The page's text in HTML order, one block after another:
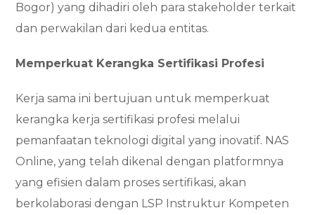
Bogor) yang dihadiri oleh para stakeholder terkait
dan perwakilan dari kedua entitas.
Memperkuat Kerangka Sertifikasi Profesi
Kerja sama ini bertujuan untuk memperkuat
kerangka kerja sertifikasi profesi melalui
pemanfaatan teknologi digital yang inovatif. NAS
Online, yang telah dikenal dengan platformnya
yang efisien dalam proses sertifikasi, akan
berkolaborasi dengan LSP Instruktur Kompeten